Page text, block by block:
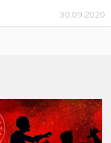
30.09.2020